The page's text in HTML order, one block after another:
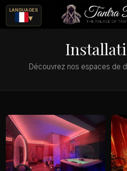
LANGUAGES
▾
Découvrez nos espaces de